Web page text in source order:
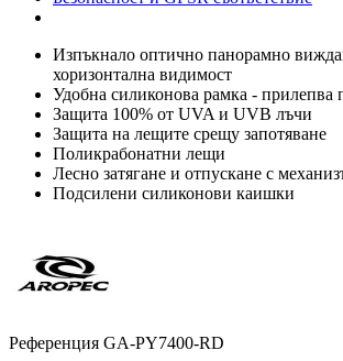
Изпъкнало оптично панорамно
хоризонтална видимост
Удобна силиконова рамка - прилепва
Защита 100% от UVA и UVB лъчи
Защита на лещите срещу запотяване
Поликрабонатни лещи
Лесно затягане и отпускане с
Подсилени силиконови каишки
Референция GA-PY7400-RD